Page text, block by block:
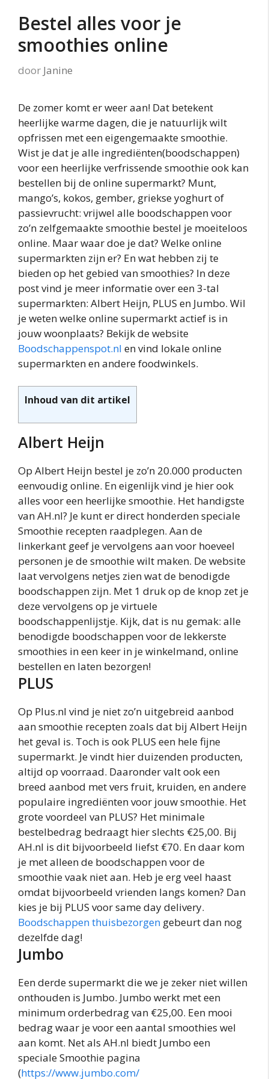
Bestel alles voor je
smoothies online
door Janine
De zomer komt er weer aan! Dat betekent
heerlijke warme dagen, die je natuurlijk wilt
opfrissen met een eigengemaakte smoothie.
Wist je dat je alle ingrediënten(boodschappen)
voor een heerlijke verfrissende smoothie ook kan
bestellen bij de online supermarkt? Munt,
mango’s, kokos, gember, griekse yoghurt of
passievrucht: vrijwel alle boodschappen voor
zo’n zelfgemaakte smoothie bestel je moeiteloos
online. Maar waar doe je dat? Welke online
supermarkten zijn er? En wat hebben zij te
bieden op het gebied van smoothies? In deze
post vind je meer informatie over een 3-tal
supermarkten: Albert Heijn, PLUS en Jumbo. Wil
je weten welke online supermarkt actief is in
jouw woonplaats? Bekijk de website
Boodschappenspot.nl en vind lokale online
supermarkten en andere foodwinkels.
Inhoud van dit artikel
Albert Heijn
Op Albert Heijn bestel je zo’n 20.000 producten
eenvoudig online. En eigenlijk vind je hier ook
alles voor een heerlijke smoothie. Het handigste
van AH.nl? Je kunt er direct honderden speciale
Smoothie recepten raadplegen. Aan de
linkerkant geef je vervolgens aan voor hoeveel
personen je de smoothie wilt maken. De website
laat vervolgens netjes zien wat de benodigde
boodschappen zijn. Met 1 druk op de knop zet je
deze vervolgens op je virtuele
boodschappenlijstje. Kijk, dat is nu gemak: alle
benodigde boodschappen voor de lekkerste
smoothies in een keer in je winkelmand, online
bestellen en laten bezorgen!
PLUS
Op Plus.nl vind je niet zo’n uitgebreid aanbod
aan smoothie recepten zoals dat bij Albert Heijn
het geval is. Toch is ook PLUS een hele fijne
supermarkt. Je vindt hier duizenden producten,
altijd op voorraad. Daaronder valt ook een
breed aanbod met vers fruit, kruiden, en andere
populaire ingrediënten voor jouw smoothie. Het
grote voordeel van PLUS? Het minimale
bestelbedrag bedraagt hier slechts €25,00. Bij
AH.nl is dit bijvoorbeeld liefst €70. En daar kom
je met alleen de boodschappen voor de
smoothie vaak niet aan. Heb je erg veel haast
omdat bijvoorbeeld vrienden langs komen? Dan
kies je bij PLUS voor same day delivery.
Boodschappen thuisbezorgen gebeurt dan nog
dezelfde dag!
Jumbo
Een derde supermarkt die we je zeker niet willen
onthouden is Jumbo. Jumbo werkt met een
minimum orderbedrag van €25,00. Een mooi
bedrag waar je voor een aantal smoothies wel
aan komt. Net als AH.nl biedt Jumbo een
speciale Smoothie pagina
(https://www.jumbo.com/